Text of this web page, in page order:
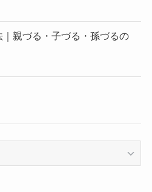
親づる・子づる・孫づるの